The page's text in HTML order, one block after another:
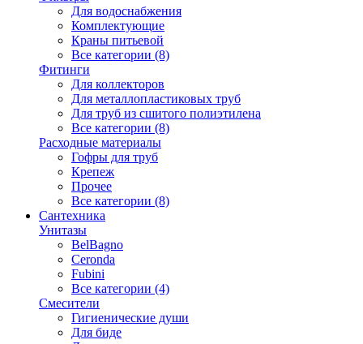
Для водоснабжения
Комплектующие
Краны питьевой
Все категории (8)
Фитинги
Для коллекторов
Для металлопластиковых труб
Для труб из сшитого полиэтилена
Все категории (8)
Расходные материалы
Гофры для труб
Крепеж
Прочее
Все категории (8)
Сантехника
Унитазы
BelBagno
Ceronda
Fubini
Все категории (4)
Смесители
Гигиенические души
Для биде